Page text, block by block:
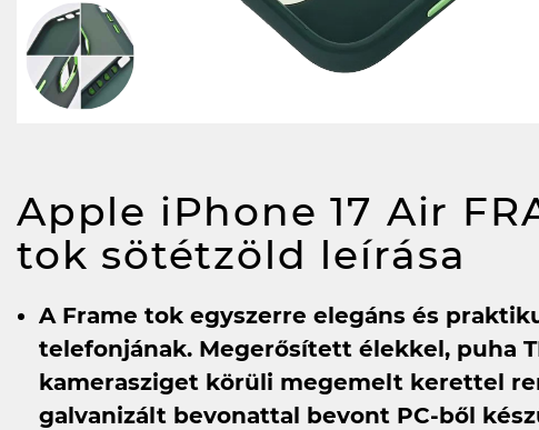
Apple iPhone 17 Air
tok sötétzöld leírása
A Frame tok egyszerre elegáns és
telefonjának. Megerősített élekkel, puha
kamerasziget körüli megemelt kerettel
galvanizált bevonattal bevont PC-ből